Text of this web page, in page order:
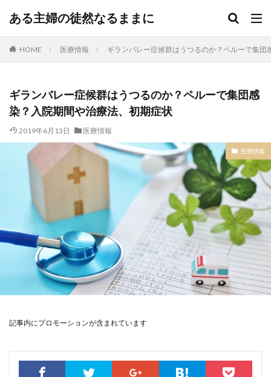
ある主婦の徒然なるままに
HOME 医療情報 ギランバレー症候群はうつるのか？ペルーで集
ギランバレー症候群はうつるのか？ペルーで集団感
染？入院期間や治療法、初期症状
2019年6月13日 医療情報
医療情報
記事内にプロモーションが含まれています